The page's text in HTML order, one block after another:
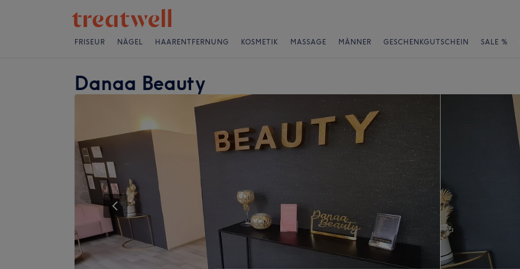
FRISEUR NÄGEL HAARENTFERNUNG KOSMETIK MASSAGE MÄNNER GESCHENKGUTSCHEIN SALE %
Danaa Beauty